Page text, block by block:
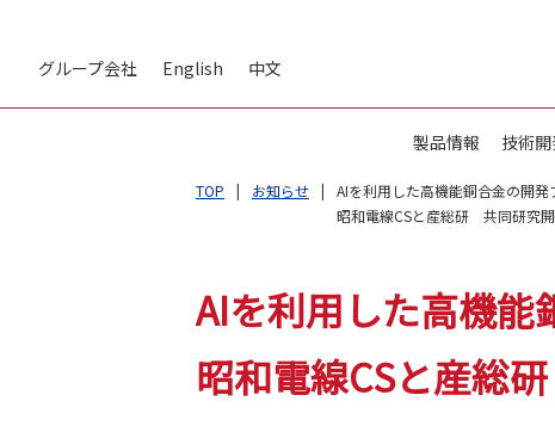
グループ会社 English 中文
製品情報 技術
TOP お知らせ
AIを利用した高機能銅合金の開発
昭和電線CSと産総研 共同研究
AIを利用した高機能
昭和電線CSと産総